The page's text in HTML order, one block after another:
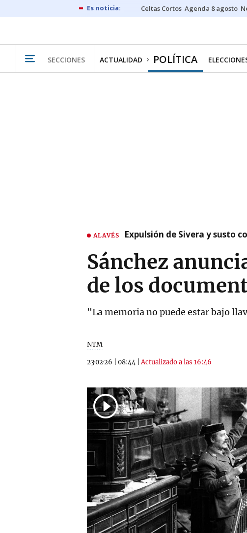
Celtas Cortos Agenda 8 agosto
SECCIONES ACTUALIDAD POLÍTICA
ALAVÉS Expulsión de Sivera y susto
Sánchez
de los
"La memoria no puede estar bajo
NTM
23·02·26 08:44 |Actualizado a las 16:46